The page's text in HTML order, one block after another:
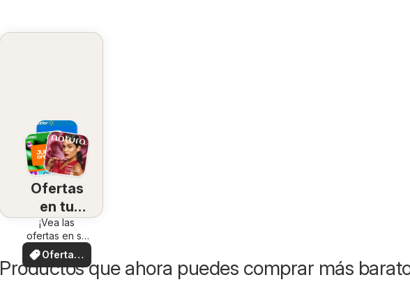
Ofertas
en tu
zona
¡Vea las
ofertas en su
zona!
Ofertas
locales
Productos que ahora puedes comprar más